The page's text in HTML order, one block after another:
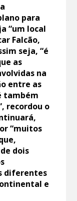
para
“um local
Falcão,
seja, “é
as
na
entre as
também
recordou o
“muitos
dois
diferentes
e